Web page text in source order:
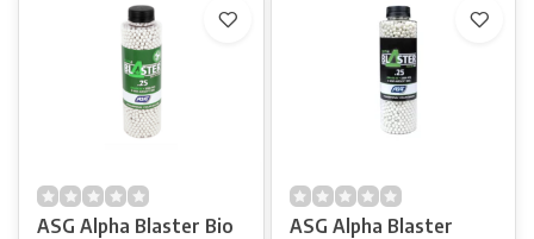
ASG Alpha Blaster Bio
ASG Alpha Blaster